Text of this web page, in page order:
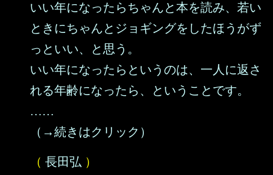
いい年になったらちゃんと本を読み、若い
ときにちゃんとジョギングをしたほうがず
っといい、と思う。
いい年になったらというのは、一人に返さ
れる年齢になったら、ということです。
……
（→続きはクリック）
（ 長田弘 ）